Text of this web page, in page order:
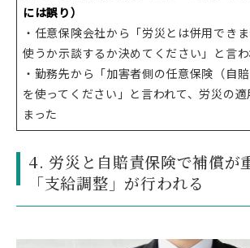
には誤り）
・任意保険会社から「労災とは併用でき
使うか示談するか決めてください」と言
・勤務先から「加害者側の任意保険（自
を使ってください」と言われて、労災の
まった
4. 労災と自賠責保険で補償が
「支給調整」が行われる